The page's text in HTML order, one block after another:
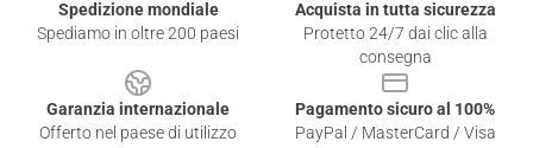
Spedizione mondiale
Spediamo in oltre 200 paesi
Acquista in tutta sicurezza
Protetto 24/7 dai clic alla
consegna
Garanzia internazionale
Offerto nel paese di utilizzo
Pagamento sicuro al 100%
PayPal / MasterCard / Visa